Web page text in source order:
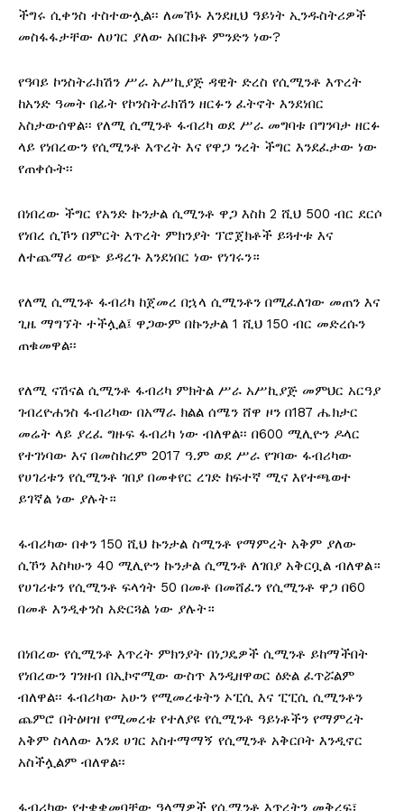
ችግሩ ሲቀንስ ተስተውሏል፡፡ ለመኾኑ እንደዚህ ዓይነት ኢንዱስትሪዎች
መስፋፋታቸው ለሀገር ያለው አበርክቶ ምንድን ነው?
‎የዓባይ ኮንስትራክሽን ሥራ አሥኪያጅ ዳዊት ድረስ የሲሚንቶ እጥረት
ከአንድ ዓመት በፊት የኮንስትራክሽን ዘርፉን ፈትኖት እንደነበር
አስታውሰዋል፡፡ የለሚ ሲሚንቶ ፋብሪካ ወደ ሥራ መግባቱ በግንባታ ዘርፉ
ላይ የነበረውን የሲሚንቶ እጥረት እና የዋጋ ንረት ችግር እንደፈታው ነው
የጠቀሱት፡፡
‎በነበረው ችግር የአንድ ኩንታል ሲሚንቶ ዋጋ እስከ 2 ሺህ 500 ብር ደርሶ
የነበረ ሲኾን በምርት እጥረት ምክንያት ፕሮጀክቶች ይጓተቱ እና
ለተጨማሪ ወጭ ይዳረጉ እንደነበር ነው የነገሩን።
‎የለሚ ሲሚንቶ ፋብሪካ ከጀመረ በኋላ ሲሚንቶን በሚፈለገው መጠን እና
ጊዜ ማግኘት ተችሏል፤ ዋጋውም በኩንታል 1 ሺህ 150 ብር መድረሱን
ጠቁመዋል፡፡
‎የለሚ ናሽናል ሲሚንቶ ፋብሪካ ምክትል ሥራ አሥኪያጅ መምህር አርዓያ
ገብረዮሐንስ ፋብሪካው በአማራ ክልል ሰሜን ሸዋ ዞን በ187 ሔክታር
መሬት ላይ ያረፈ ግዙፍ ፋብሪካ ነው ብለዋል፡፡ በ600 ሚሊዮን ዶላር
የተገነባው እና በመስከረም 2017 ዓ.ም ወደ ሥራ የገባው ፋብሪካው
የሀገሪቱን የሲሚንቶ ገበያ በመቀየር ረገድ ከፍተኛ ሚና እየተጫወተ
ይገኛል ነው ያሉት።
‎ፋብሪካው በቀን 150 ሺህ ኩንታል ስሚንቶ የማምረት አቅም ያለው
ሲኾን እስካሁን 40 ሚሊዮን ኩንታል ሲሚንቶ ለገበያ አቅርቧል ብለዋል።
የሀገሪቱን የሲሚንቶ ፍላጎት 50 በመቶ በመሸፈን የሲሚንቶ ዋጋ በ60
በመቶ እንዲቀንስ አድርጓል ነው ያሉት።
‎በነበረው የሲሚንቶ እጥረት ምክንያት በነጋዴዎች ሲሚንቶ ይከማችበት
የነበረውን ገንዘብ በኢኮኖሚው ውስጥ እንዲዘዋወር ዕድል ፈጥሯልም
ብለዋል፡፡ ፋብሪካው አሁን የሚመረቱትን ኦፒሲ እና ፒፒሲ ሲሚንቶን
ጨምሮ በትዕዛዝ የሚመረቱ የተለያዩ የሲሚንቶ ዓይነቶችን የማምረት
አቅም ስላለው እንደ ሀገር አስተማማኝ የሲሚንቶ አቅርቦት እንዲኖር
አስችሏልም ብለዋል፡፡
‎ፋብሪካው የተቋቋመባቸው ዓላማዎች የሲሚንቶ እጥረትን መቅረፍ፣